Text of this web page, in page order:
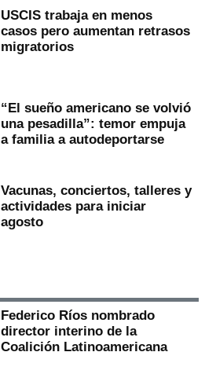
USCIS trabaja en menos
casos pero aumentan retrasos
migratorios
“El sueño americano se volvió
una pesadilla”: temor empuja
a familia a autodeportarse
Vacunas, conciertos, talleres y
actividades para iniciar
agosto
Federico Ríos nombrado
director interino de la
Coalición Latinoamericana